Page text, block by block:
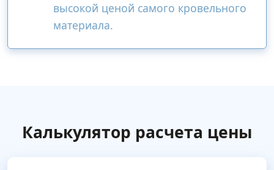
высокой ценой самого кровельного
материала.
Калькулятор расчета цены